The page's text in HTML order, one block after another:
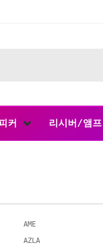
커 리시버/앰프
AME
AZLA